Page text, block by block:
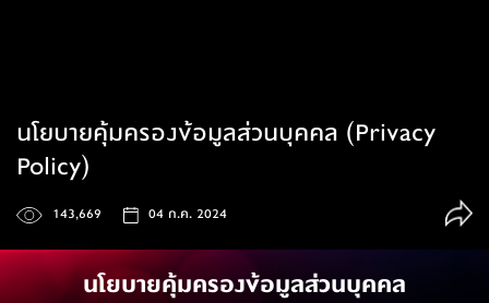
นโยบายคุ้มครองข้อมูลส่วนบุคคล (Privacy
Policy)
143,669 04 ก.ค. 2024
นโยบายคุ้มครองข้อมูลส่วนบุคคล